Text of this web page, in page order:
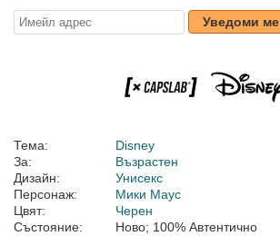
Уведоми ме
Тема:
Disney
За:
Възрастен
Дизайн:
Унисекс
Персонаж:
Мики Маус
Цвят:
Черен
Състояние:
Ново; 100% Автентично